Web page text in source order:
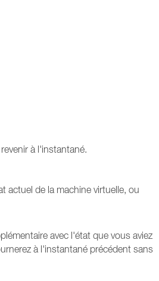
à l'instantané.
actuel de la machine virtuelle, ou
avec l'état que vous aviez
à l'instantané précédent sans